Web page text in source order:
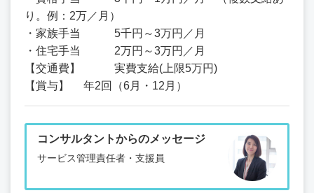
り。例：2万／月）
・家族手当 5千円～3万円／月
・住宅手当 2万円～3万円／月
【交通費】 実費支給(上限5万円)
【賞与】 年2回（6月・12月）
コンサルタントからのメッセージ
サービス管理責任者・支援員